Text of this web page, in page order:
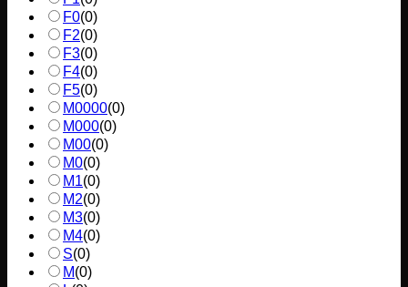
F0(0)
F2(0)
F3(0)
F4(0)
F5(0)
M0000(0)
M000(0)
M00(0)
M0(0)
M1(0)
M2(0)
M3(0)
M4(0)
S(0)
M(0)